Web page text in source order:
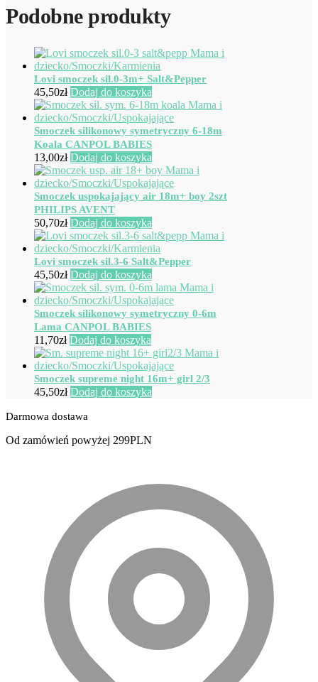
Podobne produkty
Lovi smoczek sil.0-3m+ Salt&Pepper
45,50zł Dodaj do koszyka
Smoczek silikonowy symetryczny 6-18m
Koala CANPOL BABIES
13,00zł Dodaj do koszyka
Smoczek uspokajający air 18m+ boy 2szt
PHILIPS AVENT
50,70zł Dodaj do koszyka
Lovi smoczek sil.3-6 Salt&Pepper
45,50zł Dodaj do koszyka
Smoczek silikonowy symetryczny 0-6m
Lama CANPOL BABIES
11,70zł Dodaj do koszyka
Smoczek supreme night 16m+ girl 2/3
45,50zł Dodaj do koszyka
Darmowa dostawa
Od zamówień powyżej 299PLN